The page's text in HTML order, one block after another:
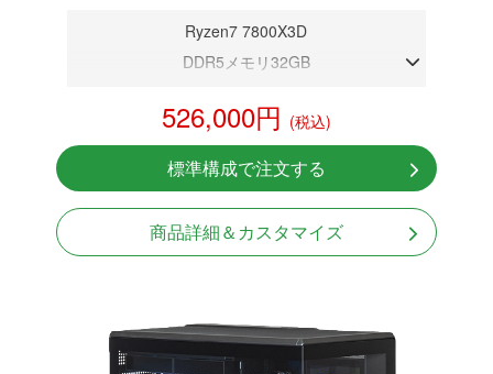
Ryzen7 7800X3D
DDR5メモリ32GB
NVMeSSD 1TB
無線LAN Bluetooth対応
Windows11 Home 64bit
LCDスクリーン搭載
526,000円 (税込)
標準構成で注文する
商品詳細＆カスタマイズ